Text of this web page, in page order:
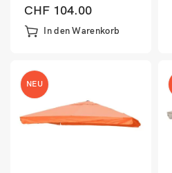
Schirmbezug
3,5×3,5m terracotta
CHF 104.00
In den Warenkorb
NEU